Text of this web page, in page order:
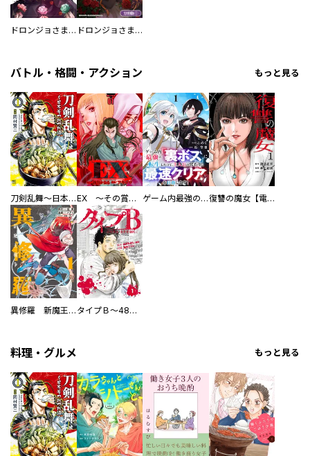
ドロンジョさまは転生しても悪役令嬢のままだった ドロンジョさまは転生しても悪役令嬢のままだった【分冊版】
バトル・格闘・アクション もっと見る
刀剣乱舞～日本号つれづれ酒～ EX ～その賞金稼ぎは、世界の出口を探す～【単行本版】 ゲーム内最強の『裏ボス』に転生したので、主人公の代わりに最速クリアを目指します！【電子単行本版】 復讐の魔女【電子単行本版】
異修羅 新魔王戦争 タイプＢ～48時間後、致死率100％～【単話】
料理・グルメ もっと見る